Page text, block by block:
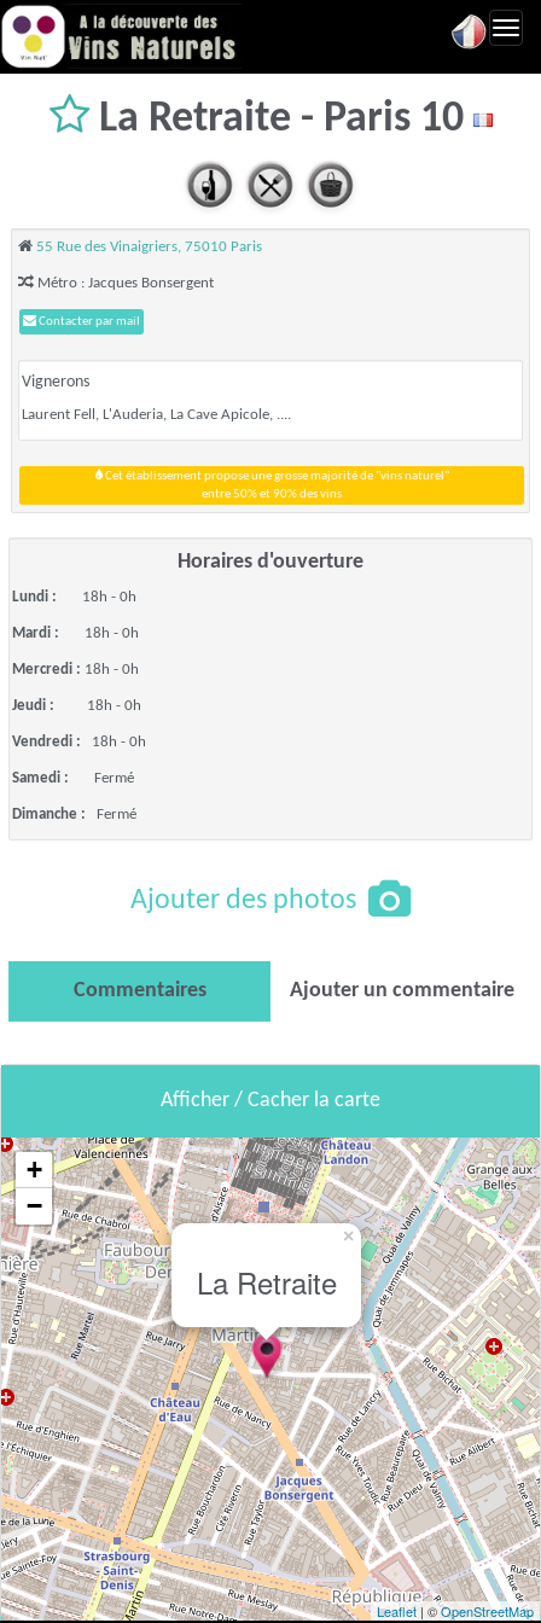
La Retraite - Paris 10
55 Rue des Vinaigriers, 75010 Paris
Métro : Jacques Bonsergent
Contacter par mail
Vignerons
Laurent Fell, L'Auderia, La Cave Apicole, ....
Cet établissement propose une grosse majorité de "vins naturel"
entre 50% et 90% des vins
Horaires d'ouverture
Lundi : 18h - 0h
Mardi : 18h - 0h
Mercredi : 18h - 0h
Jeudi : 18h - 0h
Vendredi : 18h - 0h
Samedi : Fermé
Dimanche : Fermé
Ajouter des photos
Commentaires Ajouter un commentaire
Afficher / Cacher la carte
La Retraite
×
+
−
Leaflet | ©OpenStreetMap